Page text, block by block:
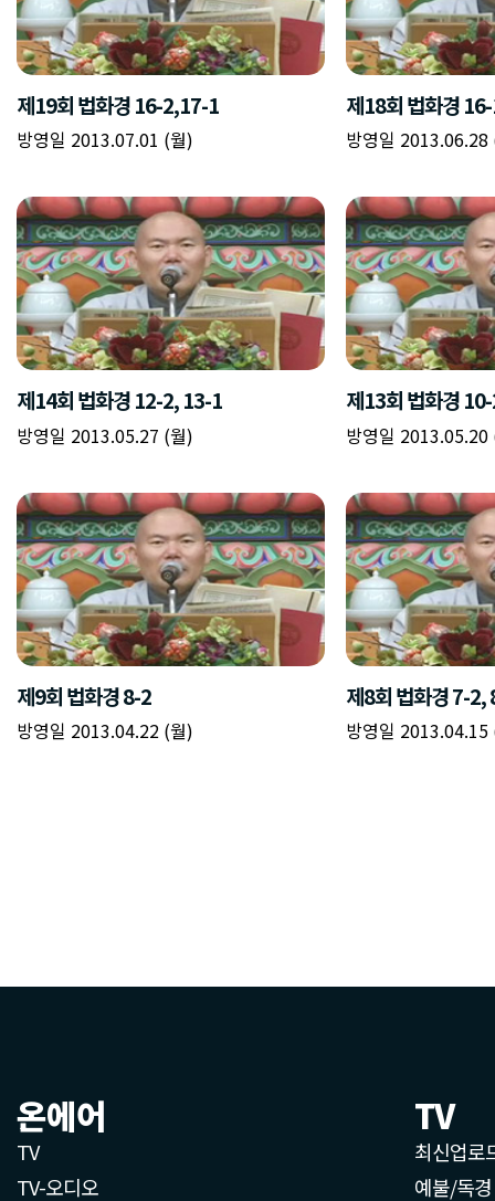
온에어
TV
TV-오디오
TV
최신업로
예불/독경